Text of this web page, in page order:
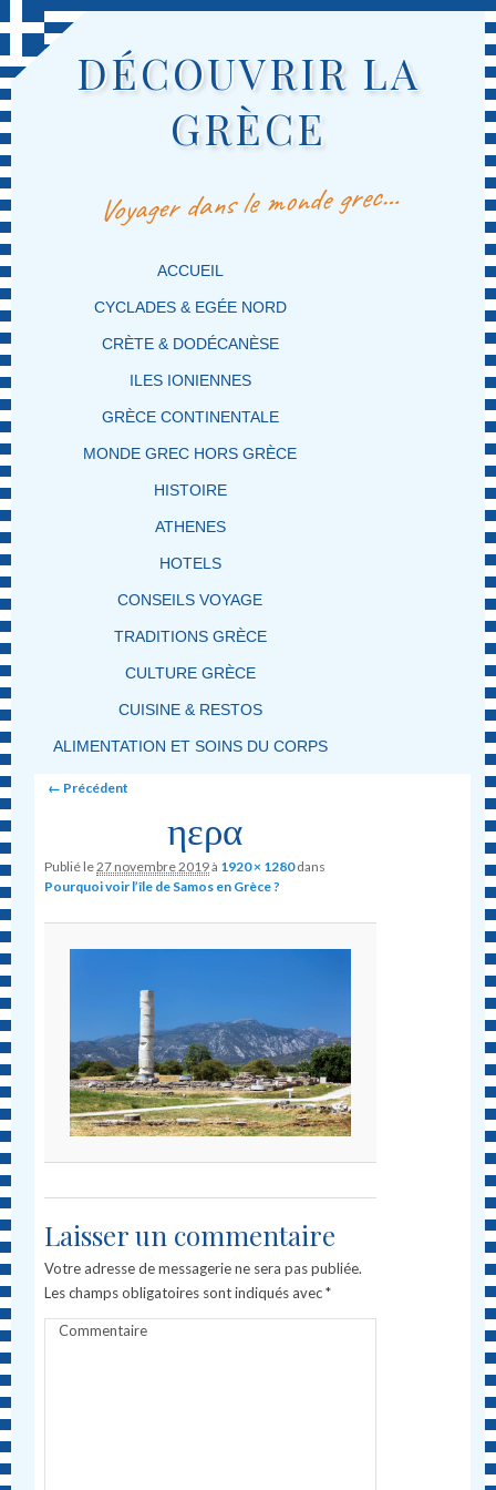
DÉCOUVRIR LA
GRÈCE
Voyager dans le monde grec…
MENU PRINCIPAL
MASQUER LA NAVIGATION PRINCIPALE
MASQUER LA NAVIGATION SECONDAIRE
ACCUEIL
CYCLADES & EGÉE NORD
CRÈTE & DODÉCANÈSE
ILES IONIENNES
GRÈCE CONTINENTALE
MONDE GREC HORS GRÈCE
HISTOIRE
ATHENES
HOTELS
CONSEILS VOYAGE
TRADITIONS GRÈCE
CULTURE GRÈCE
CUISINE & RESTOS
ALIMENTATION ET SOINS DU CORPS
Image navigation
← Précédent
ηερα
Publié le27 novembre 2019à 1920 × 1280dans
Pourquoi voir l’île de Samos en Grèce ?
Laisser un commentaire
Votre adresse de messagerie ne sera pas publiée.
Les champs obligatoires sont indiqués avec*
Commentaire